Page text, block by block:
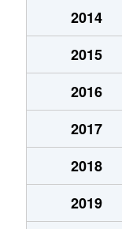
2014
2015
2016
2017
2018
2019